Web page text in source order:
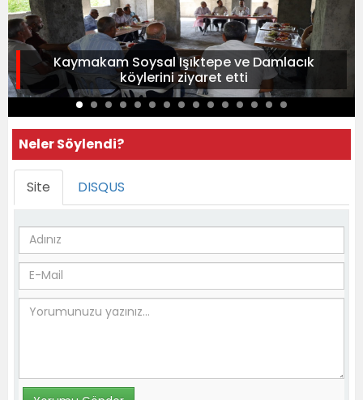
Kaymakam Soysal Işıktepe ve Damlacık
köylerini ziyaret etti
Neler Söylendi?
Site DISQUS